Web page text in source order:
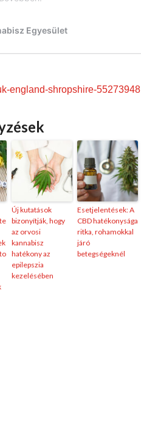
england-shropshire-55273948
Új kutatások
bizonyítják, hogy
az orvosi
kannabisz
hatékony az
epilepszia
kezelésében
Esetjelentések: A
CBD hatékonysága
ritka, rohamokkal
járó
betegségeknél